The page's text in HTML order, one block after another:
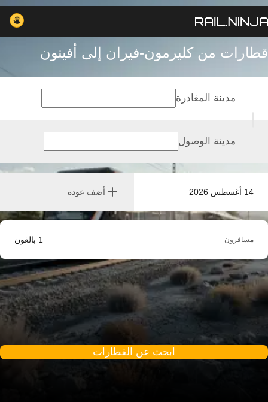
قطارات من كليرمون-فيران إلى أفينون
14 أغسطس 2026 أضف عودة
مدينة المغادرة
مدينة الوصول
مسافرون 1 بالغون
ابحث عن القطارات